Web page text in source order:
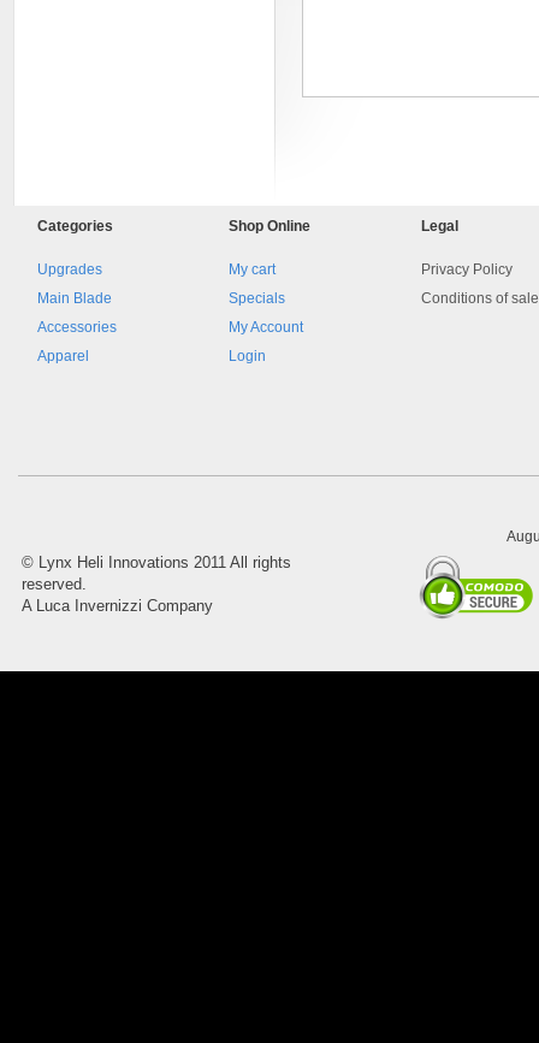
Blocchetto 161084 Ossidato
8045.00000000 Pietro 16
Supporto piega 4 Ossidato nero
naturale . Prezzo da confermare
Categories
Upgrades
Main Blade
Accessories
Apparel
Shop Online
My cart
Specials
My Account
Login
Legal
Privacy Policy
Conditions of
© Lynx Heli Innovations 2011 All rights
reserved.
A Luca Invernizzi Company